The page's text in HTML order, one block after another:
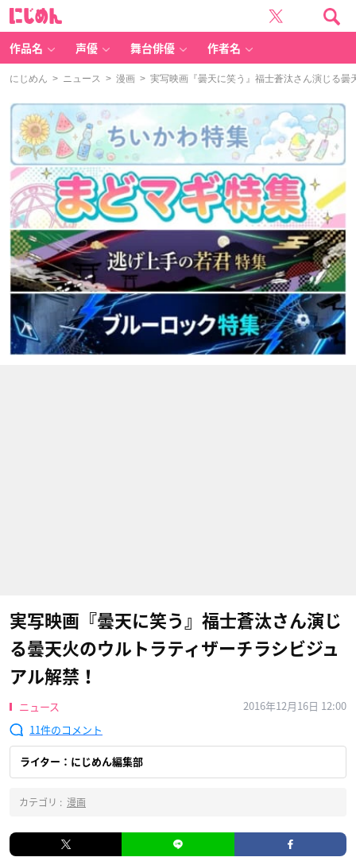
作品名 声優 舞台俳優 作者名
にじめん > ニュース > 漫画 > 実写映画『曇天に笑う』福士蒼汰さん演じる
実写映画『曇天に笑う』福士蒼汰さん演じ
る曇天火のウルトラティザーチラシビジュ
アル解禁！
ニュース
2016年12月16日 12:00
11
ライター：にじめん編集部
カテゴリ : 漫画